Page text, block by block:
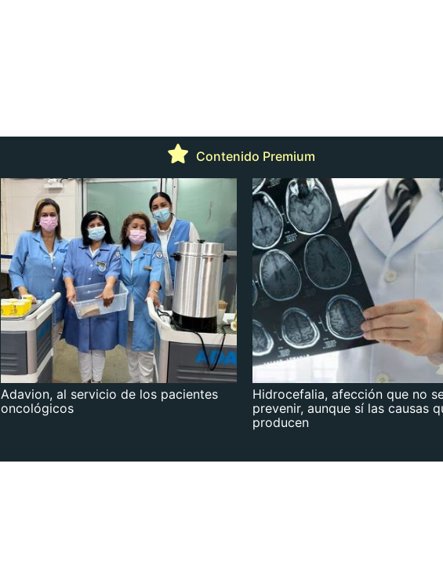
Contenido Premium
Adavion, al servicio de los pacientes
oncológicos
Hidrocefalia, afección que no
prevenir, aunque sí las causas
producen